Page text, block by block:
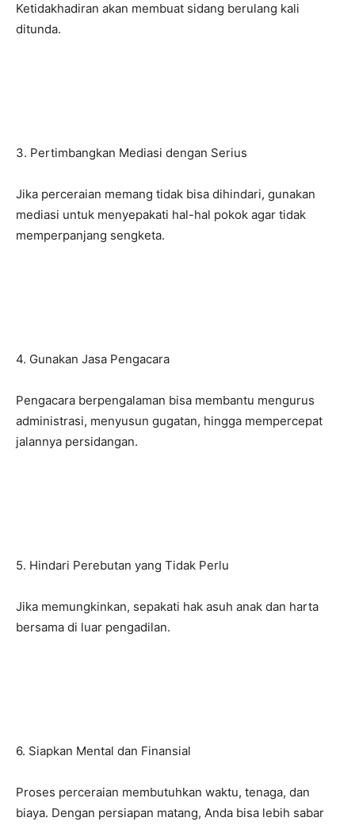
Ketidakhadiran akan membuat sidang berulang kali
ditunda.
3. Pertimbangkan Mediasi dengan Serius
Jika perceraian memang tidak bisa dihindari, gunakan
mediasi untuk menyepakati hal-hal pokok agar tidak
memperpanjang sengketa.
4. Gunakan Jasa Pengacara
Pengacara berpengalaman bisa membantu mengurus
administrasi, menyusun gugatan, hingga mempercepat
jalannya persidangan.
5. Hindari Perebutan yang Tidak Perlu
Jika memungkinkan, sepakati hak asuh anak dan harta
bersama di luar pengadilan.
6. Siapkan Mental dan Finansial
Proses perceraian membutuhkan waktu, tenaga, dan
biaya. Dengan persiapan matang, Anda bisa lebih sabar